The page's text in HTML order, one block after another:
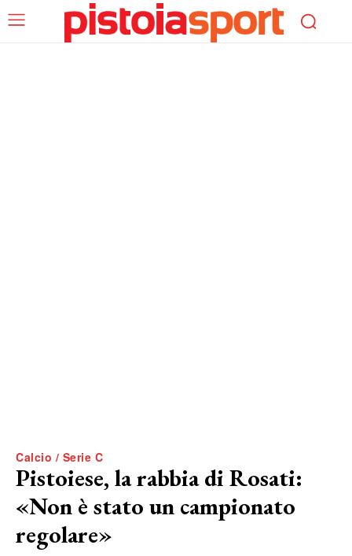
Calcio / Serie C
Pistoiese, la rabbia di Rosati:
«Non è stato un campionato
regolare»